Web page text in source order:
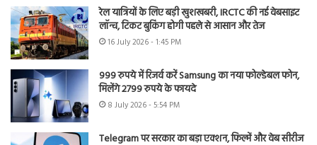
रेल यात्रियों के लिए बड़ी खुशखबरी, IRCTC की नई वेबसाइट
लॉन्च, टिकट बुकिंग होगी पहले से आसान और तेज
16 July 2026 - 1:45 PM
999 रुपये में रिजर्व करें Samsung का नया फोल्डेबल फोन,
मिलेंगे 2799 रुपये के फायदे
8 July 2026 - 5:54 PM
Telegram पर सरकार का बड़ा एक्शन, फिल्में और वेब सीरीज